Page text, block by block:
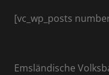
[vc_wp_posts
Emsländische